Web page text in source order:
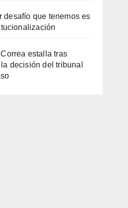
desafío que tenemos es
estalla tras
decisión del tribunal